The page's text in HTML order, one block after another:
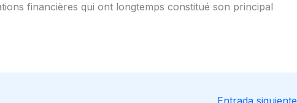
financières qui ont longtemps constitué son principal
Entrada siguiente